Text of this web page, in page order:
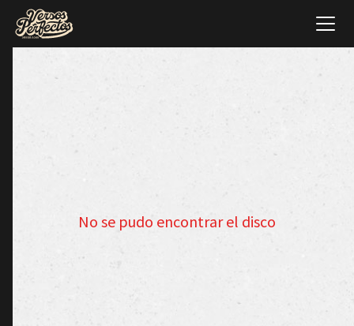
No se pudo encontrar el disco